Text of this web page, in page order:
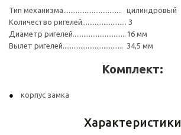
Тип механизма.................................
цилиндровый
Количество ригелей......................... 3
Диаметр ригелей.............................. 16 мм
Вылет ригелей.................................. 34,5 мм
Комплект:
корпус замка
Характеристики